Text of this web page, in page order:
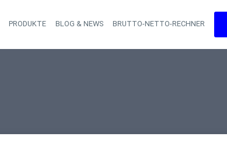
Haupt-Navigation
PRODUKTE BLOG & NEWS BRUTTO-NETTO-RECHNER